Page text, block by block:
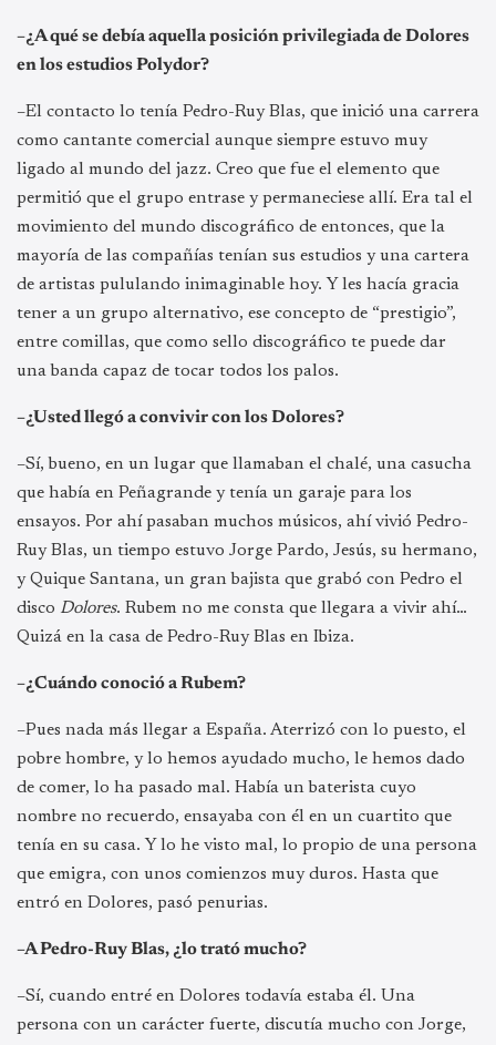
–¿A qué se debía aquella posición privilegiada de Dolores
en los estudios Polydor?
–El contacto lo tenía Pedro-Ruy Blas, que inició una carrera
como cantante comercial aunque siempre estuvo muy
ligado al mundo del jazz. Creo que fue el elemento que
permitió que el grupo entrase y permaneciese allí. Era tal el
movimiento del mundo discográfico de entonces, que la
mayoría de las compañías tenían sus estudios y una cartera
de artistas pululando inimaginable hoy. Y les hacía gracia
tener a un grupo alternativo, ese concepto de “prestigio”,
entre comillas, que como sello discográfico te puede dar
una banda capaz de tocar todos los palos.
–¿Usted llegó a convivir con los Dolores?
–Sí, bueno, en un lugar que llamaban el chalé, una casucha
que había en Peñagrande y tenía un garaje para los
ensayos. Por ahí pasaban muchos músicos, ahí vivió Pedro-
Ruy Blas, un tiempo estuvo Jorge Pardo, Jesús, su hermano,
y Quique Santana, un gran bajista que grabó con Pedro el
disco Dolores. Rubem no me consta que llegara a vivir ahí…
Quizá en la casa de Pedro-Ruy Blas en Ibiza.
–¿Cuándo conoció a Rubem?
–Pues nada más llegar a España. Aterrizó con lo puesto, el
pobre hombre, y lo hemos ayudado mucho, le hemos dado
de comer, lo ha pasado mal. Había un baterista cuyo
nombre no recuerdo, ensayaba con él en un cuartito que
tenía en su casa. Y lo he visto mal, lo propio de una persona
que emigra, con unos comienzos muy duros. Hasta que
entró en Dolores, pasó penurias.
–A Pedro-Ruy Blas, ¿lo trató mucho?
–Sí, cuando entré en Dolores todavía estaba él. Una
persona con un carácter fuerte, discutía mucho con Jorge,